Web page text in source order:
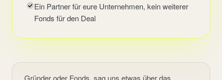
Ein Partner für eure Unternehmen, kein weiterer
Fonds für den Deal
Gründer oder Fonds, sag uns etwas über das